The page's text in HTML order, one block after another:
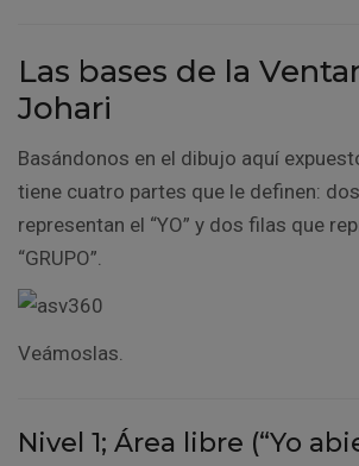
Las bases de la
Johari
Basándonos en el dibujo aquí
tiene cuatro partes que le definen:
representan el “YO” y dos filas que
“GRUPO”.
Veámoslas.
Nivel 1; Área libre (“Yo